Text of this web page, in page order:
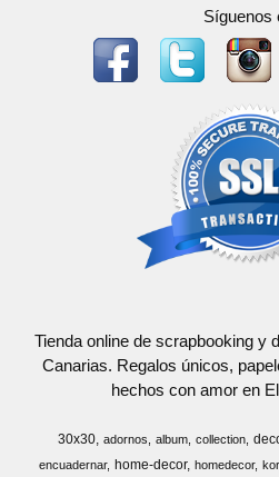
Síguenos
Tienda online de scrapbooking y
Canarias. Regalos únicos,
hechos con amor en
30x30 adornos album collection
encuadernar home-decor homedecor